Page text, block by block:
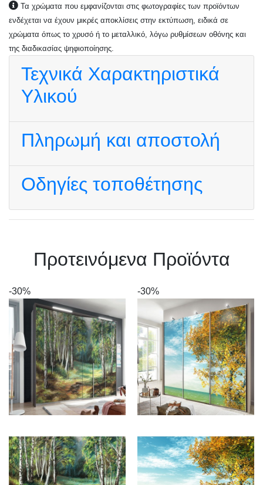
Τα χρώματα που εμφανίζονται στις φωτογραφίες των προϊόντων
ενδέχεται να έχουν μικρές αποκλίσεις στην εκτύπωση, ειδικά σε
χρώματα όπως το χρυσό ή το μεταλλικό, λόγω ρυθμίσεων οθόνης και
της διαδικασίας ψηφιοποίησης.
Τεχνικά Χαρακτηριστικά
Υλικού
Πληρωμή και αποστολή
Οδηγίες τοποθέτησης
Πρoτεινόμενα Προϊόντα
-30% -30%